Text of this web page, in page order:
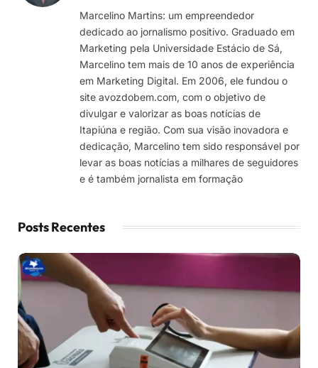
Marcelino Martins: um empreendedor
dedicado ao jornalismo positivo. Graduado em
Marketing pela Universidade Estácio de Sá,
Marcelino tem mais de 10 anos de experiência
em Marketing Digital. Em 2006, ele fundou o
site avozdobem.com, com o objetivo de
divulgar e valorizar as boas notícias de
Itapiúna e região. Com sua visão inovadora e
dedicação, Marcelino tem sido responsável por
levar as boas notícias a milhares de seguidores
e é também jornalista em formação
Posts Recentes